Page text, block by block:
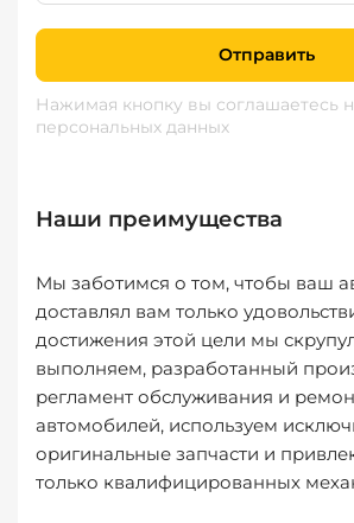
Отправить
Нажимая кнопку вы соглашаетесь
персональных данных
Наши преимущества
Мы заботимся о том, чтобы ваш
доставлял вам только
достижения этой цели мы
выполняем, разработанный
регламент обслуживания и
автомобилей, используем
оригинальные запчасти и
только квалифицированных